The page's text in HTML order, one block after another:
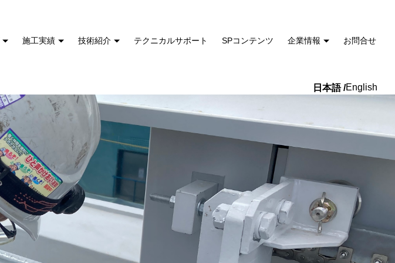
施工実績 技術紹介 テクニカルサポート SPコンテンツ 企業情報 お問合せ
English